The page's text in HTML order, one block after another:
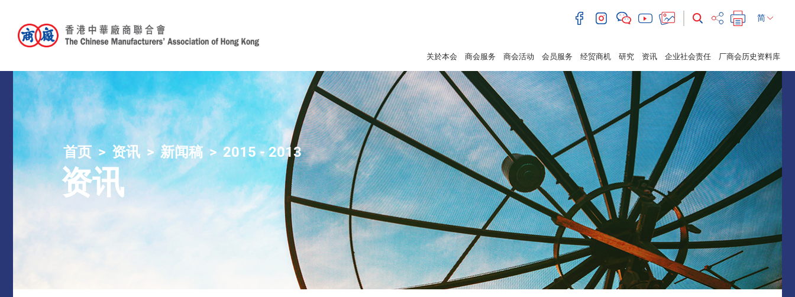
简
关於本会 商会服务 商会活动 会员服务 经贸商机 研究 资讯 企业社会责任 厂商会历史资料库
首页 资讯 新闻稿 2015 - 2013
资讯